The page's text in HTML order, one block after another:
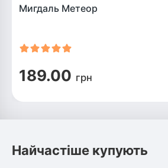
Мигдаль Метеор
189.00 грн
Найчастіше купують